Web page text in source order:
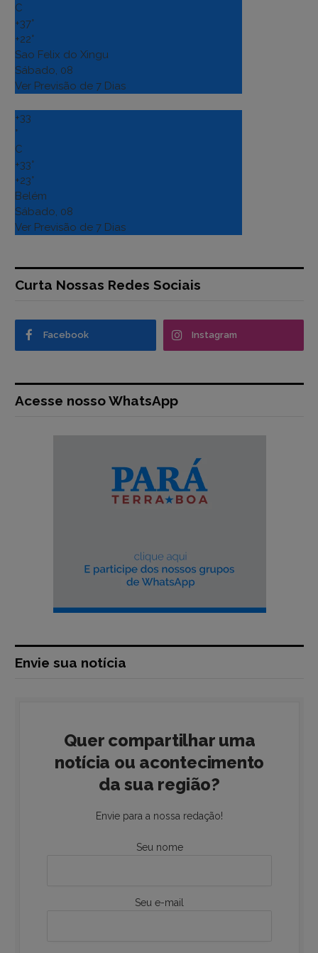
C
+37°
+22°
Sao Felix do Xingu
Sábado, 08
Ver Previsão de 7 Dias
+33
°
C
+33°
+23°
Belém
Sábado, 08
Ver Previsão de 7 Dias
Curta Nossas Redes Sociais
Facebook Instagram
Acesse nosso WhatsApp
Envie sua notícia
Quer compartilhar uma
notícia ou acontecimento
da sua região?
Envie para a nossa redação!
Seu nome
Seu e-mail